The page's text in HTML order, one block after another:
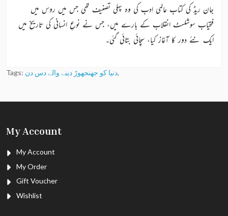
جان ریڈ کی کتاب عالمی ادب کی وہ پہلی تصنیف تھی جس میں روس میں
فتحیاب سوشلسٹ انقلاب کے بارے میں، جس نے نوعِ انسانی کی تاریخ میں
ایک نئے دور کا آغاز کیا، سچائی بتائی گئی۔
Tags: دنیا کو جھنجھوڑ دینے والے دس دن,
My Account
My Account
My Order
Gift Voucher
Wishlist